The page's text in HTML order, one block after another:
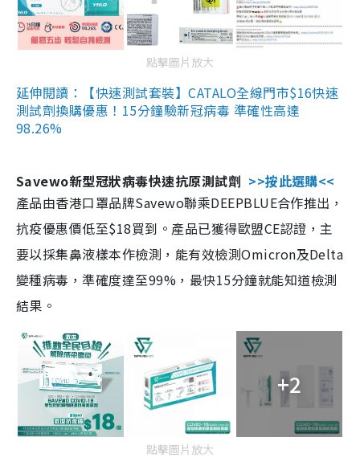
點擊圖片放大
延伸閱讀：【快速測試套裝】CATALO全線門市$16快速
測試劑換購優惠！15分鐘驗新冠病毒 準確性高達
98.26%
Savewo新型冠狀病毒快速抗原測試劑 >>按此選購<<
產品由香港口罩品牌Savewo聯乘DEEPBLUE合作推出，
抗疫優惠價低至$18買到。產品已獲得歐盟CE認證，主
要以採集鼻液樣本作檢測，能有效檢測Omicron及Delta
變種病毒，準確度達至99%，最快15分鐘就能知道檢測
結果。
+2
點擊圖片放大